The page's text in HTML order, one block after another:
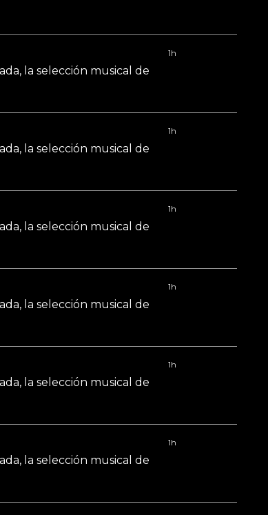
la selección musical de
1h
la selección musical de
1h
la selección musical de
1h
la selección musical de
1h
la selección musical de
1h
la selección musical de
1h